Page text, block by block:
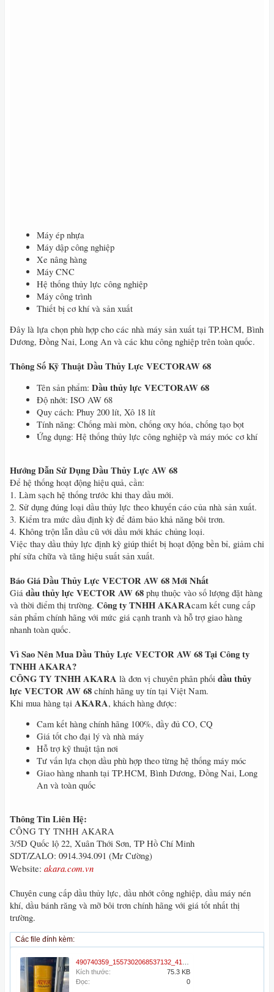
Máy ép nhựa
Máy dập công nghiệp
Xe nâng hàng
Máy CNC
Hệ thống thủy lực công nghiệp
Máy công trình
Thiết bị cơ khí và sản xuất
Đây là lựa chọn phù hợp cho các nhà máy sản xuất tại TP.HCM, Bình
Dương, Đồng Nai, Long An và các khu công nghiệp trên toàn quốc.
Thông Số Kỹ Thuật Dầu Thủy Lực VECTORAW 68
Tên sản phẩm: Dầu thủy lực VECTORAW 68
Độ nhớt: ISO AW 68
Quy cách: Phuy 200 lít, Xô 18 lít
Tính năng: Chống mài mòn, chống oxy hóa, chống tạo bọt
Ứng dụng: Hệ thống thủy lực công nghiệp và máy móc cơ khí
Hướng Dẫn Sử Dụng Dầu Thủy Lực AW 68
Để hệ thống hoạt động hiệu quả, cần:
1. Làm sạch hệ thống trước khi thay dầu mới.
2. Sử dụng đúng loại dầu thủy lực theo khuyến cáo của nhà sản xuất.
3. Kiểm tra mức dầu định kỳ để đảm bảo khả năng bôi trơn.
4. Không trộn lẫn dầu cũ với dầu mới khác chủng loại.
Việc thay dầu thủy lực định kỳ giúp thiết bị hoạt động bền bỉ, giảm chi
phí sửa chữa và tăng hiệu suất sản xuất.
Báo Giá Dầu Thủy Lực VECTOR AW 68 Mới Nhất
Giá dầu thủy lực VECTOR AW 68 phụ thuộc vào số lượng đặt hàng
và thời điểm thị trường. Công ty TNHH AKARAcam kết cung cấp
sản phẩm chính hãng với mức giá cạnh tranh và hỗ trợ giao hàng
nhanh toàn quốc.
Vì Sao Nên Mua Dầu Thủy Lực VECTOR AW 68 Tại Công ty
TNHH AKARA?
CÔNG TY TNHH AKARA là đơn vị chuyên phân phối dầu thủy
lực VECTOR AW 68 chính hãng uy tín tại Việt Nam.
Khi mua hàng tại AKARA, khách hàng được:
Cam kết hàng chính hãng 100%, đầy đủ CO, CQ
Giá tốt cho đại lý và nhà máy
Hỗ trợ kỹ thuật tận nơi
Tư vấn lựa chọn dầu phù hợp theo từng hệ thống máy móc
Giao hàng nhanh tại TP.HCM, Bình Dương, Đồng Nai, Long
An và toàn quốc
Thông Tin Liên Hệ:
CÔNG TY TNHH AKARA
3/5D Quốc lộ 22, Xuân Thới Sơn, TP Hồ Chí Minh
SDT/ZALO: 0914.394.091 (Mr Cường)
Website: akara.com.vn
Chuyên cung cấp dầu thủy lực, dầu nhớt công nghiệp, dầu máy nén
khí, dầu bánh răng và mỡ bôi trơn chính hãng với giá tốt nhất thị
trường.
Các file đính kèm:
Kích thước:
75.3 KB
Đọc:
0